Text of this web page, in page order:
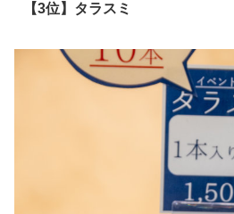
【3位】タラスミ